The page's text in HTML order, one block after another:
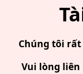
Chúng tôi
Vui lòng